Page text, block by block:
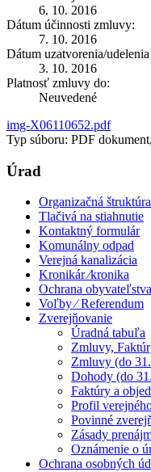
6. 10. 2016
Dátum účinnosti zmluvy:
7. 10. 2016
Dátum uzatvorenia/
3. 10. 2016
Platnosť zmluvy do:
Neuvedené
img-X06110652.pdf
Typ súboru: PDF
Úrad
Organizačná štruktúra
Tlačivá na stiahnutie
Kontaktný formulár
Komunálny odpad
Verejná kanalizácia
Kronikár ⁄kronika
Ochrana obyvateľstva
Voľby ⁄ Referendum
Zverejňovanie
Úradná tabuľa
Zmluvy,
Zmluvy (do
Dohody (do
Faktúry a
Profil
Povinné
Zásady
Oznámenie o
Ochrana osobných